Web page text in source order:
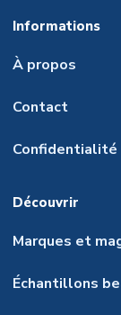
Informations
À propos
Contact
Confidentialité
Découvrir
Marques et
Échantillons